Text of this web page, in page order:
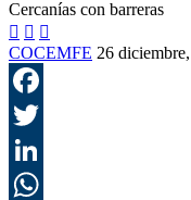
  
COCEMFE 26